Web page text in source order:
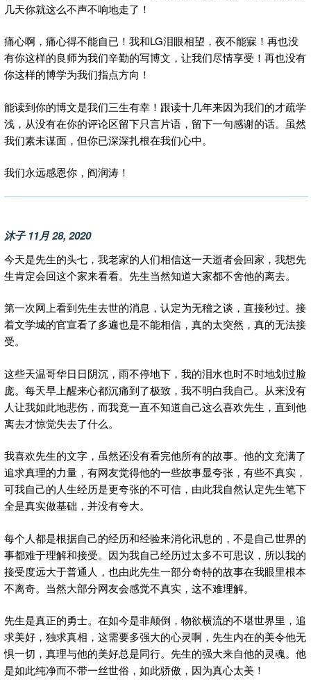
几天你就这么不声不响地走了！
痛心啊，痛心得不能自已！我和LG泪眼相望，夜不能寐！再也没
有你这样的良师为我们辛勤的写博文，让我们尽情享受！再也没有
你这样的博学为我们指点方向！
能读到你的博文是我们三生有幸！跟读十几年来因为我们的才疏学
浅，从没有在你的评论区留下只言片语，留下一句感谢的话。虽然
我们素未谋面，但你已深深扎根在我们心中。
我们永远感恩你，阎润涛！
沐子11月 28, 2020
今天是先生的头七，我老家的人们相信这一天逝者会回家，我想先
生肯定会回这个家来看看。先生当然知道大家都不舍他的离去。
第一次网上看到先生去世的消息，认定为无稽之谈，直接秒过。接
着文学城的官宣看了多遍也是不能相信，真的太突然，真的无法接
受。
这些天温哥华日日阴沉，雨不停地下，我的泪水也时不时地划过脸
庞。每天早上醒来心都沉痛到了极致，我不明白我自己。从来没有
人让我如此地悲伤，而我竟一直不知道自己这么喜欢先生，直到他
离去才惊觉失去了什么。
我喜欢先生的文字，虽然还没有看完他所有的故事。他的文充满了
追求真理的力量，有网友觉得他的一些故事显夸张，有些不真实，
可我自己的人生经历是更夸张的不可信，由此我自然认定先生笔下
全是真实做基础，并没有夸大。
每个人都是根据自己的经历和经验来消化讯息的，不是自己世界的
事都难于理解和接受。因为我自己经历过太多不可思议，所以我的
接受度远大于普通人，也由此先生一部分奇特的故事在我眼里根本
不离奇。当然大部分网友会感觉不真实，这不难理解。
先生是真正的勇士。在如今是非颠倒，物欲横流的不堪世界里，追
求美好，独求真相，这需要多强大的心灵啊，先生内在的美令他无
惧一切，真理与他的美好总是同行。先生的强大来自他的灵魂。他
是如此纯净而不带一丝世俗，如此骄傲，因为真心太美！